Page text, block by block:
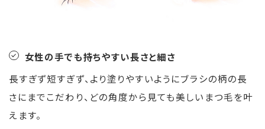
女性の手でも持ちやすい長さと細さ
長すぎず短すぎず、より塗りやすいようにブラシの柄の長
さにまでこだわり、どの角度から見ても美しいまつ毛を叶
えます。